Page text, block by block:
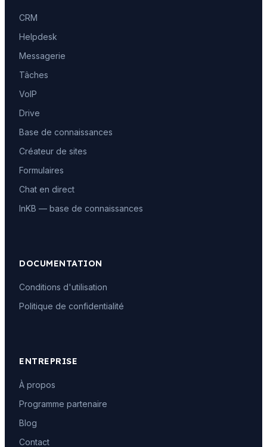
CRM
Helpdesk
Messagerie
Tâches
VoIP
Drive
Base de connaissances
Créateur de sites
Formulaires
Chat en direct
InKB — base de connaissances
DOCUMENTATION
Conditions d'utilisation
Politique de confidentialité
ENTREPRISE
À propos
Programme partenaire
Blog
Contact